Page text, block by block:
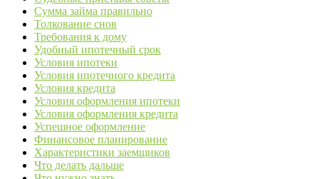
Сумма займа правильно
Толкование снов
Требования к дому
Удобный ипотечный срок
Условия ипотеки
Условия ипотечного кредита
Условия кредита
Условия оформления ипотеки
Условия оформления кредита
Успешное оформление
Финансовое планирование
Характеристики заемщиков
Что делать дальше